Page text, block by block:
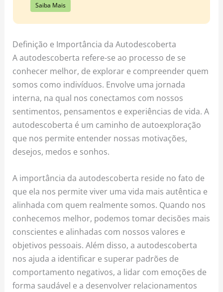
Saiba Mais
Definição e Importância da Autodescoberta
A autodescoberta refere-se ao processo de se
conhecer melhor, de explorar e compreender quem
somos como indivíduos. Envolve uma jornada
interna, na qual nos conectamos com nossos
sentimentos, pensamentos e experiências de vida. A
autodescoberta é um caminho de autoexploração
que nos permite entender nossas motivações,
desejos, medos e sonhos.
A importância da autodescoberta reside no fato de
que ela nos permite viver uma vida mais autêntica e
alinhada com quem realmente somos. Quando nos
conhecemos melhor, podemos tomar decisões mais
conscientes e alinhadas com nossos valores e
objetivos pessoais. Além disso, a autodescoberta
nos ajuda a identificar e superar padrões de
comportamento negativos, a lidar com emoções de
forma saudável e a desenvolver relacionamentos